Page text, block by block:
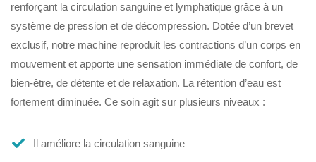
renforçant la circulation sanguine et lymphatique grâce à un
système de pression et de décompression. Dotée d’un brevet
exclusif, notre machine reproduit les contractions d’un corps en
mouvement et apporte une sensation immédiate de confort, de
bien-être, de détente et de relaxation. La rétention d’eau est
fortement diminuée. Ce soin agit sur plusieurs niveaux :
Il améliore la circulation sanguine